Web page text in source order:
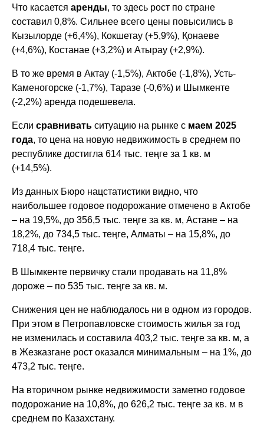
Что касается аренды, то здесь рост по стране
составил 0,8%. Сильнее всего цены повысились в
Кызылорде (+6,4%), Кокшетау (+5,9%), Қонаеве
(+4,6%), Костанае (+3,2%) и Атырау (+2,9%).
В то же время в Актау (-1,5%), Актобе (-1,8%), Усть-
Каменогорске (-1,7%), Таразе (-0,6%) и Шымкенте
(-2,2%) аренда подешевела.
Еслисравнивать ситуацию на рынке с маем 2025
года, то цена на новую недвижимость в среднем по
республике достигла 614 тыс. теңге за 1 кв. м
(+14,5%).
Из данных Бюро нацстатистики видно, что
наибольшее годовое подорожание отмечено в Актобе
– на 19,5%, до 356,5 тыс. теңге за кв. м, Астане – на
18,2%, до 734,5 тыс. теңге, Алматы – на 15,8%, до
718,4 тыс. теңге.
В Шымкенте первичку стали продавать на 11,8%
дороже – по 535 тыс. теңге за кв. м.
Снижения цен не наблюдалось ни в одном из городов.
При этом в Петропавловске стоимость жилья за год
не изменилась и составила 403,2 тыс. теңге за кв. м, а
в Жезказгане рост оказался минимальным – на 1%, до
473,2 тыс. теңге.
На вторичном рынке недвижимости заметно годовое
подорожание на 10,8%, до 626,2 тыс. теңге за кв. м в
среднем по Казахстану.